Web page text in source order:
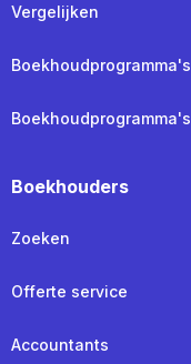
Vergelijken
Boekhouders
Zoeken
Offerte service
Accountants